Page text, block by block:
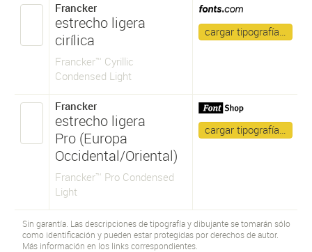
Francker
estrecho ligera
cirílica
Francker™ Cyrillic
Condensed Light
cargar tipografía…
Francker
estrecho ligera
Pro (Europa
Occidental/Oriental)
Francker™ Pro Condensed
Light
cargar tipografía…
Sin garantía. Las descripciones de tipografía y dibujante se tomarán sólo
como identificación y pueden estar protegidas por derechos de autor.
Más información en los links correspondientes.